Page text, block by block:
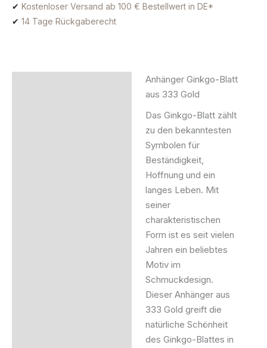
✔ Kostenloser Versand ab 100 € Bestellwert in DE*
✔ 14 Tage Rückgaberecht
Anhänger Ginkgo-Blatt
aus 333 Gold
Das Ginkgo-Blatt zählt
zu den bekanntesten
Symbolen für
Beständigkeit,
Hoffnung und ein
langes Leben. Mit
seiner
charakteristischen
Form ist es seit vielen
Jahren ein beliebtes
Motiv im
Schmuckdesign.
Dieser Anhänger aus
333 Gold greift die
natürliche Schönheit
des Ginkgo-Blattes in